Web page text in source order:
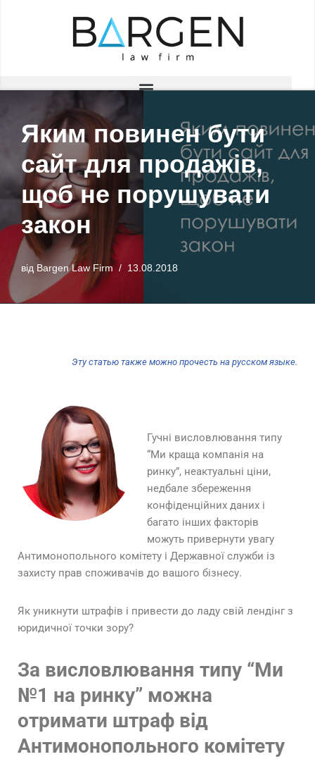
Яким повинен бути
сайт для продажів,
щоб не порушувати
закон
від Bargen Law Firm 13.08.2018
Эту статью также можно прочесть на русском языке.
Гучні висловлювання типу
“Ми краща компанія на
ринку”, неактуальні ціни,
недбале збереження
конфіденційних даних і
багато інших факторів
можуть привернути увагу
Антимонопольного комітету і Державної служби із
захисту прав споживачів до вашого бізнесу.
Як уникнути штрафів і привести до ладу свій лендінг з
юридичної точки зору?
За висловлювання типу “Ми
№1 на ринку” можна
отримати штраф від
Антимонопольного комітету